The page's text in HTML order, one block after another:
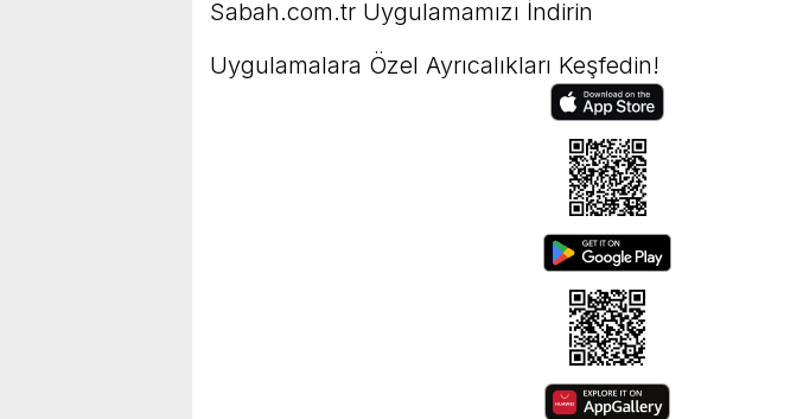
Sabah.com.tr Uygulamamızı İndirin
Uygulamalara Özel Ayrıcalıkları Keşfedin!